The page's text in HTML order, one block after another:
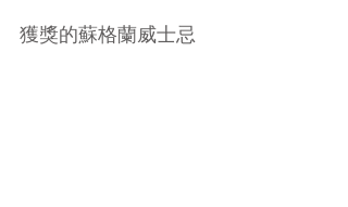
獲獎的蘇格蘭威士忌